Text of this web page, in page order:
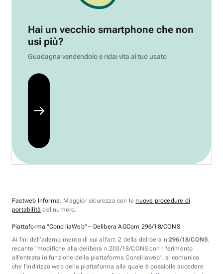
Hai un vecchio smartphone che non
usi più?
Guadagna vendendolo e ridai vita al tuo usato
Fastweb Informa: Maggior sicurezza con lenuove procedure di
portabilità del numero.
Piattaforma "ConciliaWeb" – Delibera AGCom 296/18/CONS
Ai fini dell'adempimento di cui all'art. 2 della delibera n.296/18/CONS,
recante "modifiche alla delibera n.203/18/CONS con riferimento
all'entrata in funzione della piattaforma Conciliaweb", si comunica
che l'indirizzo web della piattaforma alla quale è possibile accedere